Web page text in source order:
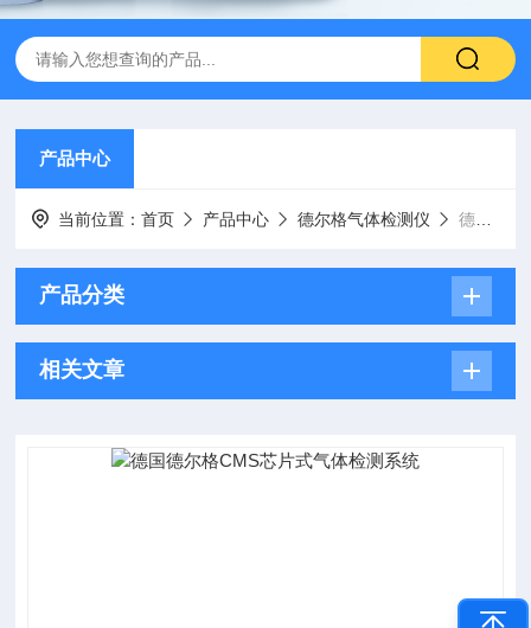
产品中心
当前位置：首页 产品中心 德尔格气体检测仪 德尔格传感器
产品分类
相关文章